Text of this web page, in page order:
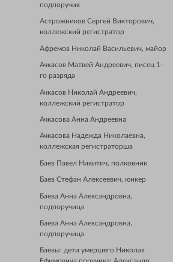
подпоручик
Астрожников Сергей Викторович,
коллежский регистратор
Афремов Николай Васильевич, майор
Ачкасов Матвей Андреевич, писец 1-
го разряда
Ачкасов Николай Андреевич,
коллежский регистратор
Ачкасова Анна Андреевна
Ачкасова Надежда Николаевна,
коллежская регистраторша
Баев Павел Никитич, полковник
Баев Стефан Алексеевич, юнкер
Баева Анна Александровна,
подпоручица
Баева Анна Александровна,
подпоручица
Баевы: дети умершего Николая